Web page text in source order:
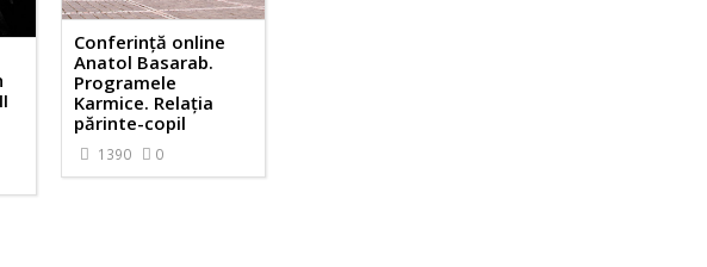
Conferință online
Anatol Basarab.
Programele
Karmice. Relația
părinte-copil
1390 0